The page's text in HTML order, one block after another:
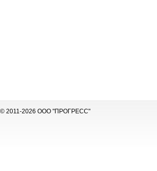
© 2011-2026 ООО "ПРОГРЕСС"